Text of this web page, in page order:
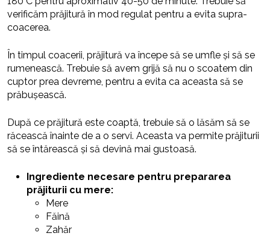
verificăm prăjitură în mod regulat pentru a evita supra-
coacerea.
În timpul coacerii, prăjitură va începe să se umfle și să se
rumenească. Trebuie să avem grijă să nu o scoatem din
cuptor prea devreme, pentru a evita ca aceasta să se
prăbușească.
După ce prăjitură este coaptă, trebuie să o lăsăm să se
răcească înainte de a o servi. Aceasta va permite prăjiturii
să se întărească și să devină mai gustoasă.
Ingrediente necesare pentru prepararea
prăjiturii cu mere:
Mere
Făină
Zahăr